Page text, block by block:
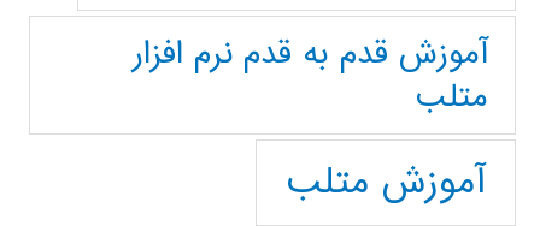
آموزش قدم به قدم نرم افزار
متلب
آموزش متلب